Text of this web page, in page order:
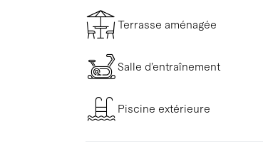
Terrasse aménagée
Salle d’entraînement
Piscine extérieure